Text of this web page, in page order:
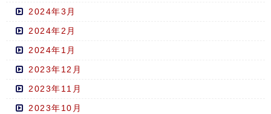
2024年3月
2024年2月
2024年1月
2023年12月
2023年11月
2023年10月